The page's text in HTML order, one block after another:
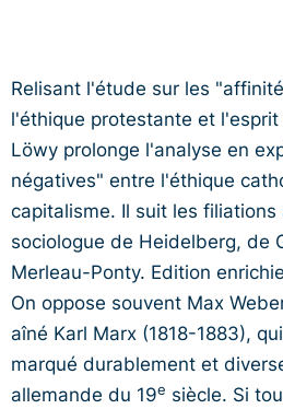
Relisant l'étude sur les
l'éthique protestante et
Löwy prolonge l'analyse en
négatives" entre l'éthique
capitalisme. Il suit les
sociologue de Heidelberg, de
Merleau-Ponty. Edition
On oppose souvent Max
aîné Karl Marx (1818-1883),
marqué durablement et
allemande du 19e siècle. Si